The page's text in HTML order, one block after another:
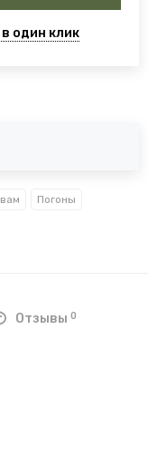
один клик
Погоны
Отзывы 0